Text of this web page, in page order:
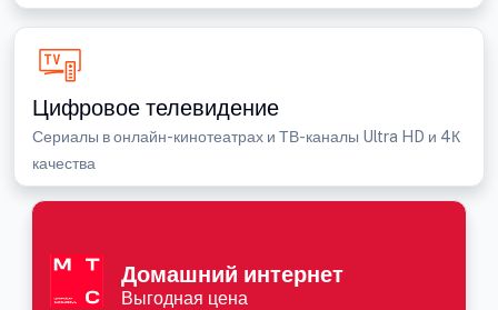
Цифровое телевидение
Сериалы в онлайн-кинотеатрах и ТВ-каналы Ultra HD и 4К
качества
Домашний интернет
Выгодная цена